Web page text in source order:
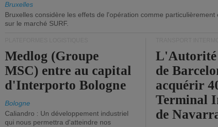
Bruxelles
Bruxelles considère les effets de l'opération comme
sur le marché SURF.
Medlog (Groupe
MSC) entre au capital
d'Interporto Bologne
Bologne
Caliandro : Un développement industriel
qui nous permettra d'atteindre nos
de
acquérir
Terminal
de